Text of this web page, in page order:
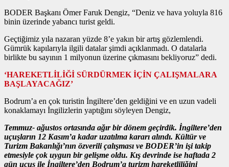
BODER Başkanı Ömer Faruk Dengiz, “Deniz ve hava yoluyla 816
binin üzerinde yabancı turist geldi.
Geçtiğimiz yıla nazaran yüzde 8’e yakın bir artış gözlemlendi.
Gümrük kapılarıyla ilgili datalar şimdi açıklanmadı. O datalarla
birlikte bu sayının 1 milyonun üzerine çıkmasını bekliyoruz” dedi.
‘HAREKETLİLİĞİ SÜRDÜRMEK İÇİN ÇALIŞMALARA
BAŞLAYACAĞIZ’
Bodrum’a en çok turistin İngiltere’den geldiğini ve en uzun vadeli
konaklamayı İngilizlerin yaptığını söyleyen Dengiz,
Temmuz- ağustos ortasında ağır bir dönem geçirdik. İngiltere’den
uçuşların 12 Kasım’a kadar uzatılma kararı alındı. Kültür ve
Turizm Bakanlığı’nın özverili çalışması ve BODER’in işi takip
etmesiyle çok uygun bir gelişme oldu. Kış devrinde ise haftada 2
gün uçuş ile İngiltere’den Bodrum’a turizm hareketliliğini